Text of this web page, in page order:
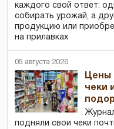
каждого свой ответ:
собирать урожай, а
продукцию или
на прилавках
05 августа 2026
Цены
чеки
подняли свои чеки